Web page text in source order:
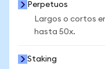
Perpetuos
Largos o cortos
hasta 50x.
Staking